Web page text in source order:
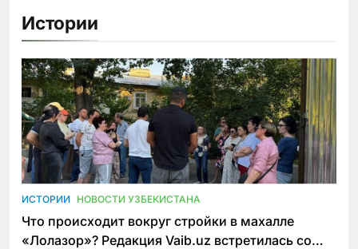
Истории
ИСТОРИИ НОВОСТИ УЗБЕКИСТАНА
Что происходит вокруг стройки в махалле
«Лолазор»? Редакция Vaib.uz встретилась со